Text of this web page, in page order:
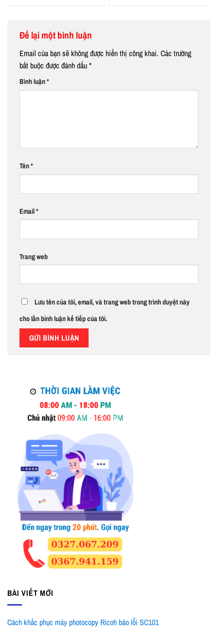
Để lại một bình luận
Email của bạn sẽ không được hiển thị công khai. Các trường
bắt buộc được đánh dấu*
Bình luận*
Tên*
Email*
Trang web
Lưu tên của tôi, email, và trang web trong trình duyệt này
cho lần bình luận kế tiếp của tôi.
BÀI VIẾT MỚI
Cách khắc phục máy photocopy Ricoh báo lỗi SC101